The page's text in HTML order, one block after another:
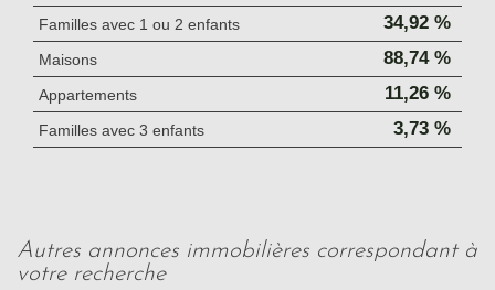
Familles avec 1 ou 2 enfants 34,92 %
Maisons 88,74 %
Appartements 11,26 %
Familles avec 3 enfants 3,73 %
autres annonces immobilières correspondant à
votre recherche